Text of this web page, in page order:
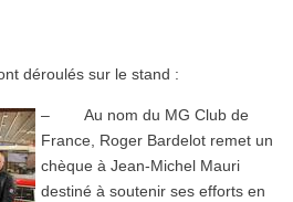
déroulés sur le stand :
– Au nom du MG Club de
France, Roger Bardelot remet un
chèque à Jean-Michel Mauri
destiné à soutenir ses efforts en